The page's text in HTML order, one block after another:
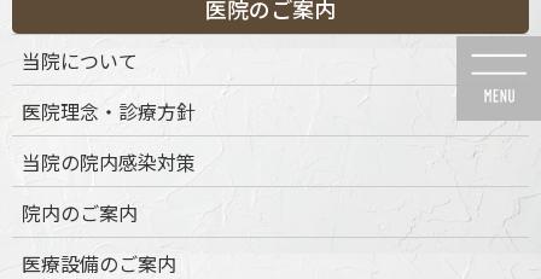
ン
ン
に
動
ビ
ー
ョ
に
動
News
医院のご案内
当院について
医院理念・診療方針
当院の院内感染対策
院内のご案内
医療設備のご案内